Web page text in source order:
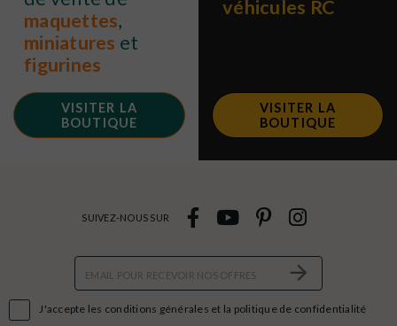
maquettes,
miniatures et
figurines
VISITER LA
BOUTIQUE
véhicules RC
VISITER LA
BOUTIQUE
J'accepte les conditions générales et la politique de confidentialité
SUIVEZ-NOUS SUR